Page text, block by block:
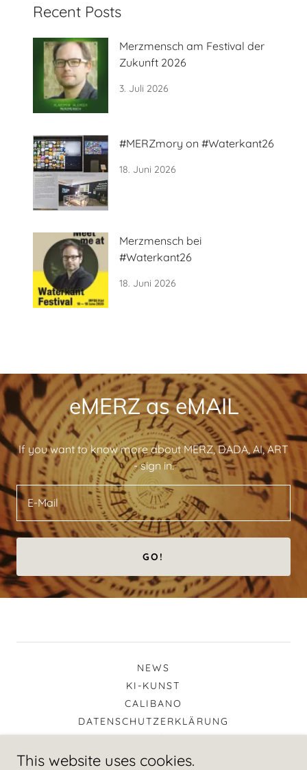
Recent Posts
Merzmensch am Festival der
Zukunft 2026
3. Juli 2026
#MERZmory on #Waterkant26
18. Juni 2026
Merzmensch bei
#Waterkant26
18. Juni 2026
eMERZ as eMAIL
If you want to know more about MERZ, DADA, AI, ART
- sign in.
E-Mail
GO!
NEWS
KI-KUNST
CALIBANO
DATENSCHUTZERKLÄRUNG
This website uses cookies.